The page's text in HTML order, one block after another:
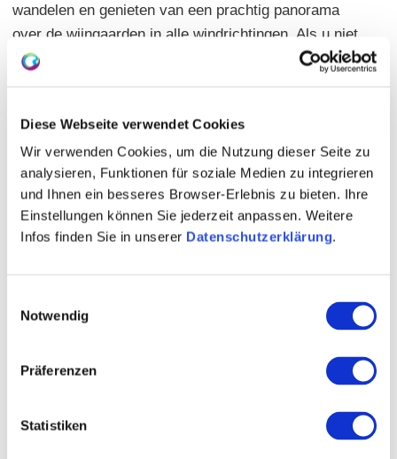
Diese Webseite verwendet Cookies
Wir verwenden Cookies, um die Nutzung dieser Seite zu
analysieren, Funktionen für soziale Medien zu integrieren
und Ihnen ein besseres Browser-Erlebnis zu bieten. Ihre
Einstellungen können Sie jederzeit anpassen. Weitere
Infos finden Sie in unserer Datenschutzerklärung.
Notwendig
Präferenzen
Statistiken
wandelen en genieten van een prachtig panorama
over de wijngaarden in alle windrichtingen. Als u niet
van wandelen houdt, kunt u ook een
waarderen, onder het genot van een glaasje wijn.
U bent van harte welkom!